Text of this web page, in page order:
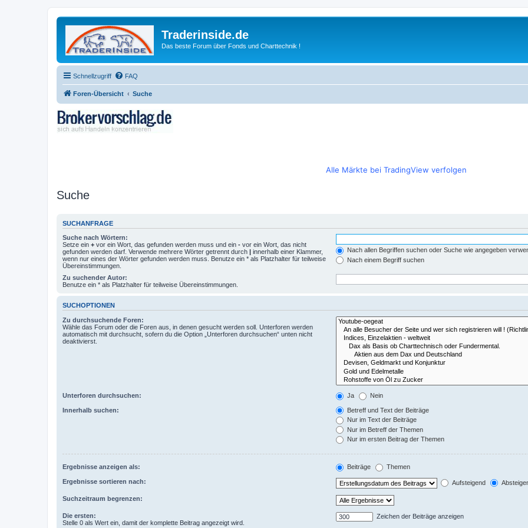
Traderinside.de
Das beste Forum über Fonds und Charttechnik !
Schnellzugriff FAQ
Foren-Übersicht Suche
Alle Märkte bei TradingView verfolgen
Suche
SUCHANFRAGE
Suche nach Wörtern:
Setze ein + vor ein Wort, das gefunden werden muss und ein - vor ein Wort, das nicht
gefunden werden darf. Verwende mehrere Wörter getrennt durch | innerhalb einer Klammer,
wenn nur eines der Wörter gefunden werden muss. Benutze ein * als Platzhalter für teilweise
Übereinstimmungen.
Nach allen Begriffen suchen oder Suche wie angegeben
Nach einem Begriff suchen
Zu suchender Autor:
Benutze ein * als Platzhalter für teilweise Übereinstimmungen.
SUCHOPTIONEN
Zu durchsuchende Foren:
Wähle das Forum oder die Foren aus, in denen gesucht werden soll. Unterforen werden
automatisch mit durchsucht, sofern du die Option „Unterforen durchsuchen“ unten nicht
deaktivierst.
Unterforen durchsuchen: Ja Nein
Innerhalb suchen:
Betreff und Text der Beiträge
Nur im Text der Beiträge
Nur im Betreff der Themen
Nur im ersten Beitrag der Themen
Ergebnisse anzeigen als: Beiträge Themen
Ergebnisse sortieren nach: Aufsteigend
Suchzeitraum begrenzen:
Die ersten:
Stelle 0 als Wert ein, damit der komplette Beitrag angezeigt wird.
Zeichen der Beiträge anzeigen